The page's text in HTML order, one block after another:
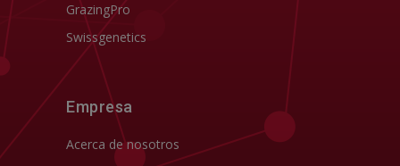
GrazingPro
Swissgenetics
Empresa
Acerca de nosotros